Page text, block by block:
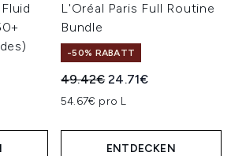
L'Oréal Paris Full Routine
Bundle
-50% RABATT
Unverbindliche
49.42€Aktueller Preis:
24.71€
54.67€ pro L
ENTDECKEN